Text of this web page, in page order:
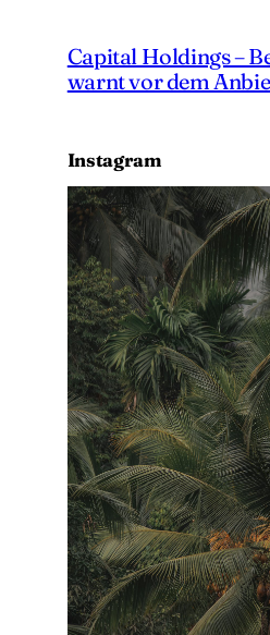
Capital Holdings –
warnt vor dem
Instagram